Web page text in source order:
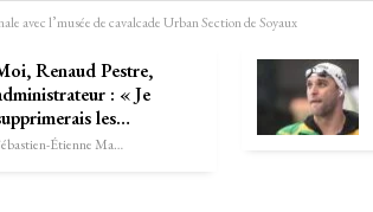
avec l’musée de cavalcade Urban Section de Soyaux
Renaud Pestre,
: « Je
les…
Sébastien-Étienne Marechal